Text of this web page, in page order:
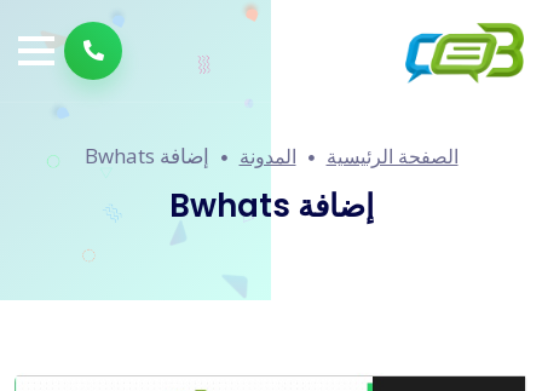
الصفحة الرئيسية المدونة إضافة Bwhats
إضافة Bwhats